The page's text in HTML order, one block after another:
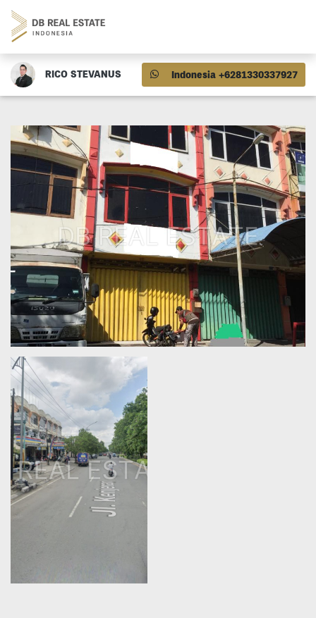
RICO STEVANUS Indonesia +6281330337927